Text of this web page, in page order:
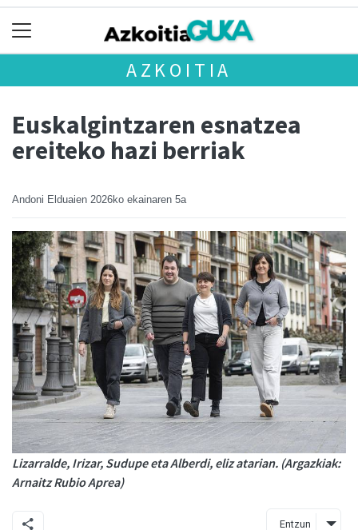
AZKOITIA
Euskalgintzaren esnatzea
ereiteko hazi berriak
Andoni Elduaien 2026ko ekainaren 5a
Lizarralde, Irizar, Sudupe eta Alberdi, eliz atarian. (Argazkiak:
Arnaitz Rubio Aprea)
Entzun